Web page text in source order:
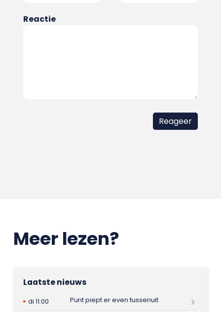
Reactie
Meer lezen?
Laatste nieuws
di 11:00
Punt piept er even tussenuit